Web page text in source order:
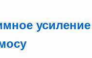
усиление